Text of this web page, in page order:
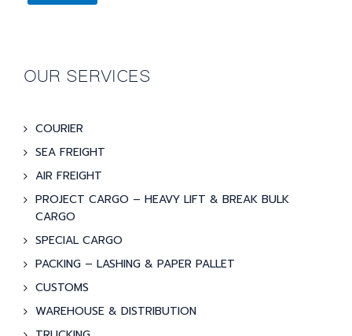
OUR SERVICES
COURIER
SEA FREIGHT
AIR FREIGHT
PROJECT CARGO – HEAVY LIFT & BREAK BULK
CARGO
SPECIAL CARGO
PACKING – LASHING & PAPER PALLET
CUSTOMS
WAREHOUSE & DISTRIBUTION